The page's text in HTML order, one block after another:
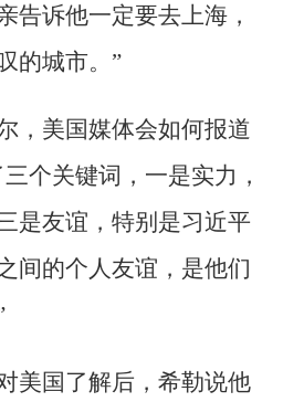
告诉他一定要去上海，
的城市。”
，美国媒体会如何报道
个关键词，一是实力，
是友谊，特别是习近平
间的个人友谊，是他们
美国了解后，希勒说他